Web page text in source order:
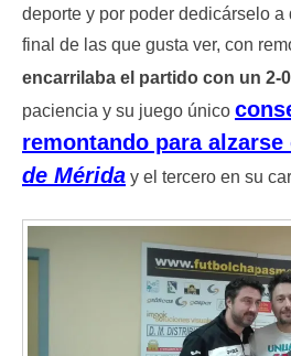
deporte y por poder dedicárselo
final de las que gusta ver, con
encarrilaba el partido con un 2-
paciencia y su juego único
remontando para alzarse
de Mérida y el tercero en su